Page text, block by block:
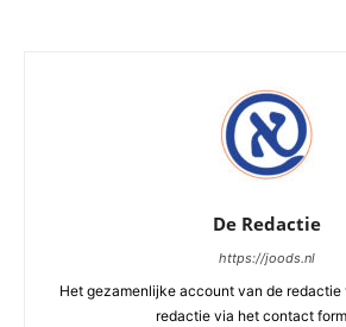
De Redactie
https://joods.nl
Het gezamenlijke account van de redactie
redactie via het contact